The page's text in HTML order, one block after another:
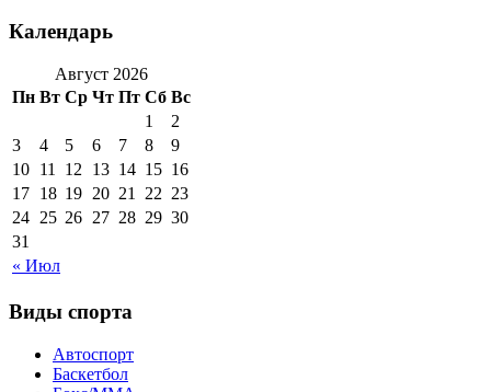
Календарь
Август 2026
Пн Вт Ср Чт Пт Сб Вс
« Июл
1
2
3
4 5 6 7 8
9
10 11 12 13 14 15 16
17 18 19 20 21 22 23
24 25 26 27 28 29 30
31
Виды спорта
Автоспорт
Баскетбол